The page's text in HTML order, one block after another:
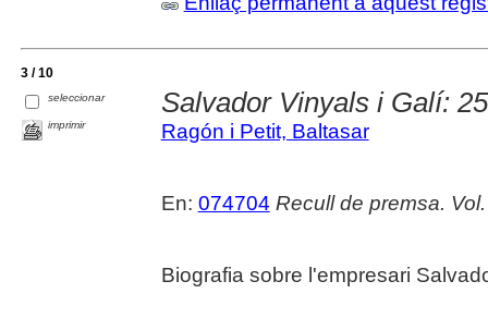
3 / 10
seleccionar
imprimir
Salvador Vinyals i Galí:
Ragón i Petit, Baltasar
En: 074704 Recull de premsa.
Biografia sobre l'empresari